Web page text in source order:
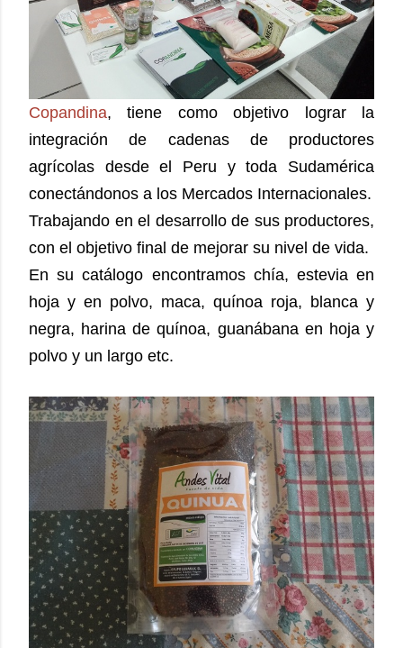
Copandina, tiene como objetivo lograr la
integración de cadenas de productores
agrícolas desde el Peru y toda Sudamérica
conectándonos a los Mercados Internacionales.
Trabajando en el desarrollo de sus productores,
con el objetivo final de mejorar su nivel de vida.
En su catálogo encontramos chía, estevia en
hoja y en polvo, maca, quínoa roja, blanca y
negra, harina de quínoa, guanábana en hoja y
polvo y un largo etc.